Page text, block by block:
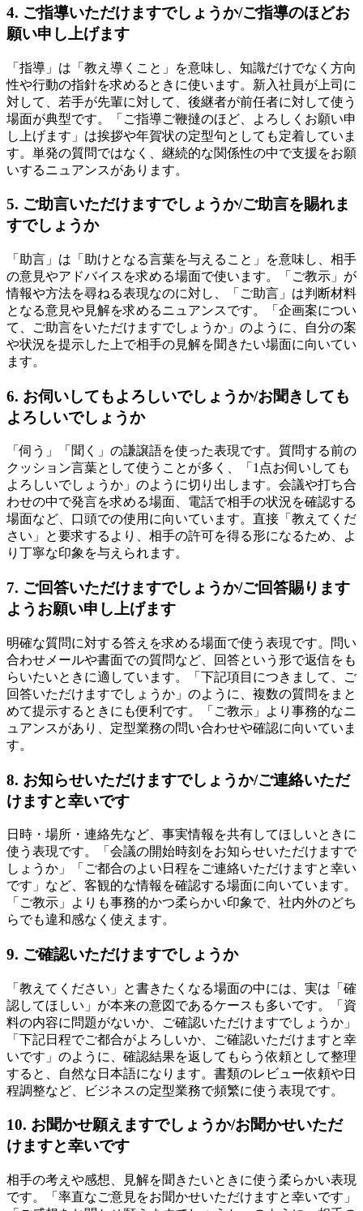
4. ご指導いただけますでしょうか/ご指導のほどお
願い申し上げます
「指導」は「教え導くこと」を意味し、知識だけでなく方向
性や行動の指針を求めるときに使います。新入社員が上司に
対して、若手が先輩に対して、後継者が前任者に対して使う
場面が典型です。「ご指導ご鞭撻のほど、よろしくお願い申
し上げます」は挨拶や年賀状の定型句としても定着していま
す。単発の質問ではなく、継続的な関係性の中で支援をお願
いするニュアンスがあります。
5. ご助言いただけますでしょうか/ご助言を賜れま
すでしょうか
「助言」は「助けとなる言葉を与えること」を意味し、相手
の意見やアドバイスを求める場面で使います。「ご教示」が
情報や方法を尋ねる表現なのに対し、「ご助言」は判断材料
となる意見や見解を求めるニュアンスです。「企画案につい
て、ご助言をいただけますでしょうか」のように、自分の案
や状況を提示した上で相手の見解を聞きたい場面に向いてい
ます。
6. お伺いしてもよろしいでしょうか/お聞きしても
よろしいでしょうか
「伺う」「聞く」の謙譲語を使った表現です。質問する前の
クッション言葉として使うことが多く、「1点お伺いしても
よろしいでしょうか」のように切り出します。会議や打ち合
わせの中で発言を求める場面、電話で相手の状況を確認する
場面など、口頭での使用に向いています。直接「教えてくだ
さい」と要求するより、相手の許可を得る形になるため、よ
り丁寧な印象を与えられます。
7. ご回答いただけますでしょうか/ご回答賜ります
ようお願い申し上げます
明確な質問に対する答えを求める場面で使う表現です。問い
合わせメールや書面での質問など、回答という形で返信をも
らいたいときに適しています。「下記項目につきまして、ご
回答いただけますでしょうか」のように、複数の質問をまと
めて提示するときにも便利です。「ご教示」より事務的なニ
ュアンスがあり、定型業務の問い合わせや確認に向いていま
す。
8. お知らせいただけますでしょうか/ご連絡いただ
けますと幸いです
日時・場所・連絡先など、事実情報を共有してほしいときに
使う表現です。「会議の開始時刻をお知らせいただけますで
しょうか」「ご都合のよい日程をご連絡いただけますと幸い
です」など、客観的な情報を確認する場面に向いています。
「ご教示」よりも事務的かつ柔らかい印象で、社内外のどち
らでも違和感なく使えます。
9. ご確認いただけますでしょうか
「教えてください」と書きたくなる場面の中には、実は「確
認してほしい」が本来の意図であるケースも多いです。「資
料の内容に問題がないか、ご確認いただけますでしょうか」
「下記日程でご都合がよろしいか、ご確認いただけますと幸
いです」のように、確認結果を返してもらう依頼として整理
すると、自然な日本語になります。書類のレビュー依頼や日
程調整など、ビジネスの定型業務で頻繁に使う表現です。
10. お聞かせ願えますでしょうか/お聞かせいただ
けますと幸いです
相手の考えや感想、見解を聞きたいときに使う柔らかい表現
です。「率直なご意見をお聞かせいただけますと幸いです」